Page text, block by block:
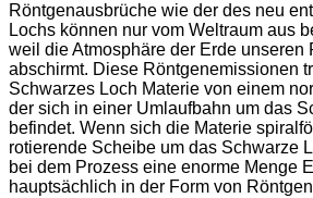
Röntgenausbrüche wie der des neu
Lochs können nur vom Weltraum aus
weil die Atmosphäre der Erde unseren
abschirmt. Diese Röntgenemissionen
Schwarzes Loch Materie von einem
der sich in einer Umlaufbahn um das
befindet. Wenn sich die Materie
rotierende Scheibe um das Schwarze
bei dem Prozess eine enorme Menge
hauptsächlich in der Form von